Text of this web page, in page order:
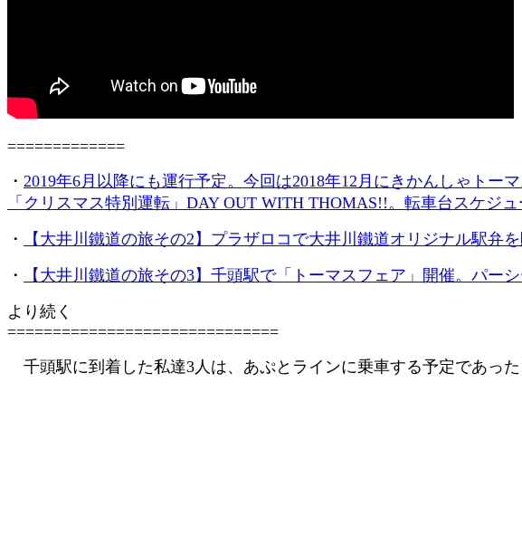
=============
・ 2019年6月以降にも運行予定。今回は2018年12月にきかんしゃト
「クリスマス特別運転」DAY OUT WITH THOMAS!!。転車台スケジ
・
【 大井川鐵道の旅その2】プラザロコで大井川鐵道オリジナル駅弁
・
【大井川鐵道の旅その3】千頭駅で「トーマスフェア」開催。パー
より続く
==============================
千頭駅に到着した私達3人は、あぷとラインに乗車する予定であっ